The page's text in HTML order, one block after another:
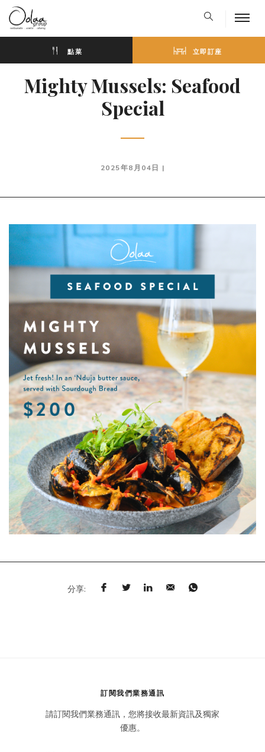
點菜 立即訂座
Mighty Mussels: Seafood
Special
2025年8月04日 |
分享:
訂閱我們業務通訊
請訂閱我們業務通訊，您將接收最新資訊及獨家
優惠。